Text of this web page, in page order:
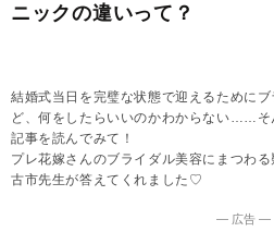
ニックの違いって？
結婚式当日を完璧な状態で迎えるために
ど、何をしたらいいのかわからない……そ
記事を読んでみて！
プレ花嫁さんのブライダル美容にまつわ
古市先生が答えてくれました♡
― 広告 ―